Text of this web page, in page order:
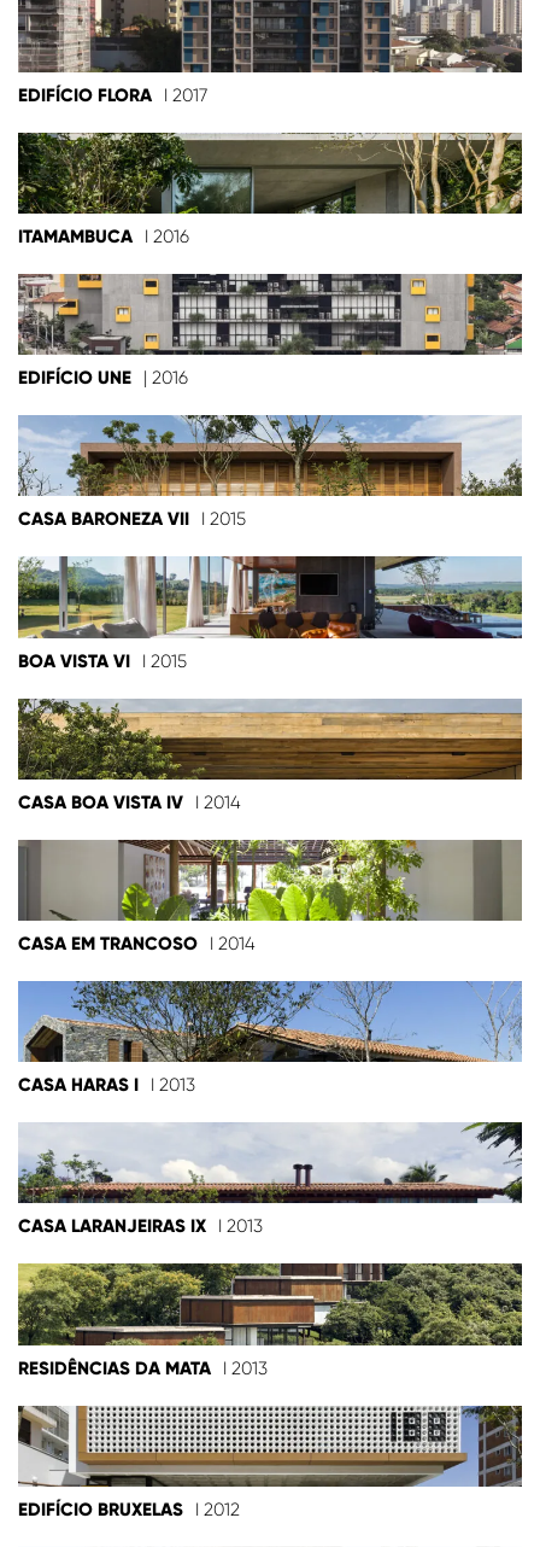
EDIFÍCIO FLORA I 2017
ITAMAMBUCA I 2016
EDIFÍCIO UNE | 2016
CASA BARONEZA VII I 2015
BOA VISTA VI I 2015
CASA BOA VISTA IV I 2014
CASA EM TRANCOSO I 2014
CASA HARAS I I 2013
CASA LARANJEIRAS IX I 2013
RESIDÊNCIAS DA MATA I 2013
EDIFÍCIO BRUXELAS I 2012